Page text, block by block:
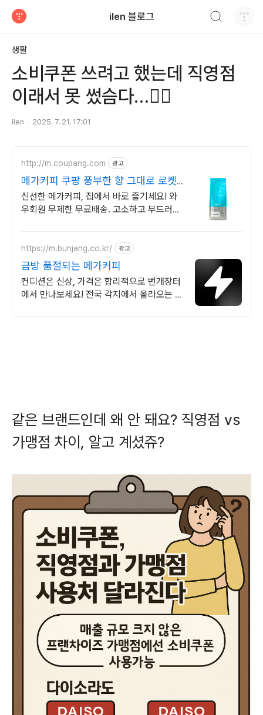
ilen 블로그
생활
소비쿠폰 쓰려고 했는데 직영점
이래서 못 썼슴다…🤦‍♀️
ilen 2025. 7. 21. 17:01
http://m.coupang.com 광고
메가커피 쿠팡 풍부한 향 그대로 로켓
배송
신선한 메가커피, 집에서 바로 즐기세요! 와
우회원 무제한 무료배송. 고소하고 부드러운
https://m.bunjang.co.kr/ 광고
금방 품절되는 메가커피
컨디션은 신상, 가격은 합리적으로 번개장터
에서 만나보세요! 전국 각지에서 올라오는 전
같은 브랜드인데 왜 안 돼요? 직영점 vs
가맹점 차이, 알고 계셨쥬?